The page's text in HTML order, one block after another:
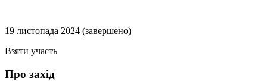
19 листопада 2024 (завершено)
Взяти участь
Про захід